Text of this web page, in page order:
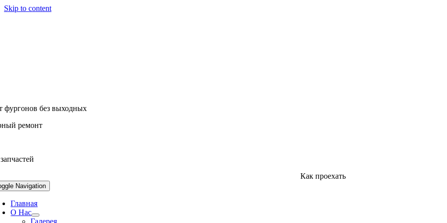
Skip to content
фургонов без выходных
ремонт
Как проехать
Navigation
Главная
О Нас
Галерея